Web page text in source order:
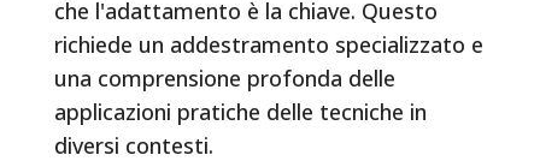
che l'adattamento è la chiave. Questo
richiede un addestramento specializzato e
una comprensione profonda delle
applicazioni pratiche delle tecniche in
diversi contesti.